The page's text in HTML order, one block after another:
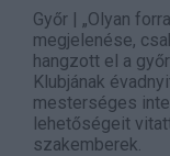
Győr | „Olyan
megjelenése,
hangzott el a
Klubjának
mesterséges
lehetőségeit
szakemberek.